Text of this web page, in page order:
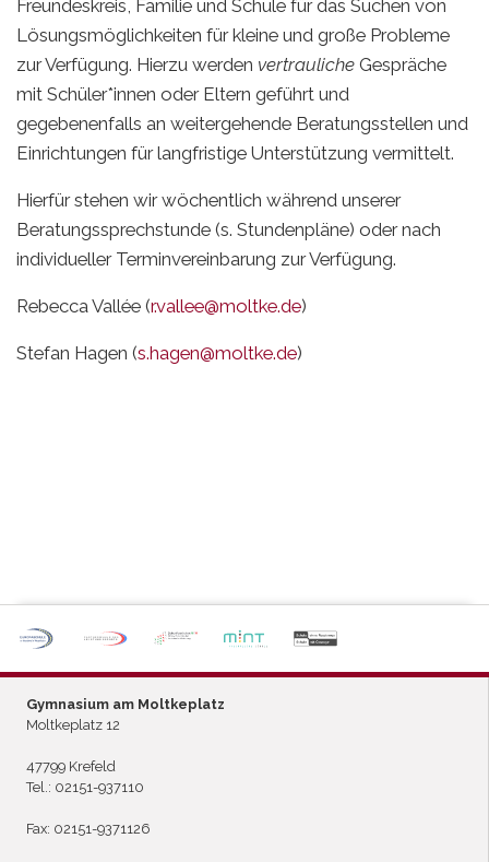
Freundeskreis, Familie und Schule für das Suchen von
Lösungsmöglichkeiten für kleine und große Probleme
zur Verfügung. Hierzu werden vertrauliche Gespräche
mit Schüler*innen oder Eltern geführt und
gegebenenfalls an weitergehende Beratungsstellen und
Einrichtungen für langfristige Unterstützung vermittelt.
Hierfür stehen wir wöchentlich während unserer
Beratungssprechstunde (s. Stundenpläne) oder nach
individueller Terminvereinbarung zur Verfügung.
Rebecca Vallée (r.vallee@moltke.de)
Stefan Hagen (s.hagen@moltke.de)
ARTNERSCHULE DES
Gymnasium am Moltkeplatz
Moltkeplatz 12
47799 Krefeld
Tel.: 02151-937110
Fax: 02151-9371126